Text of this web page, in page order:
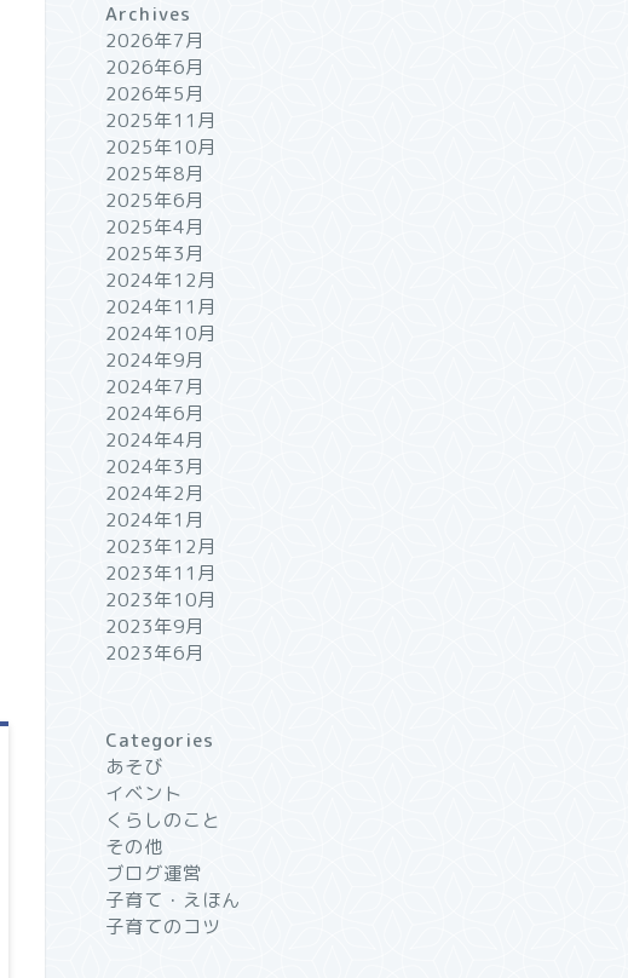
Archives
2026年7月
2026年6月
2026年5月
2025年11月
2025年10月
2025年8月
2025年6月
2025年4月
2025年3月
2024年12月
2024年11月
2024年10月
2024年9月
2024年7月
2024年6月
2024年4月
2024年3月
2024年2月
2024年1月
2023年12月
2023年11月
2023年10月
2023年9月
2023年6月
Categories
あそび
イベント
くらしのこと
その他
ブログ運営
子育て・えほん
子育てのコツ